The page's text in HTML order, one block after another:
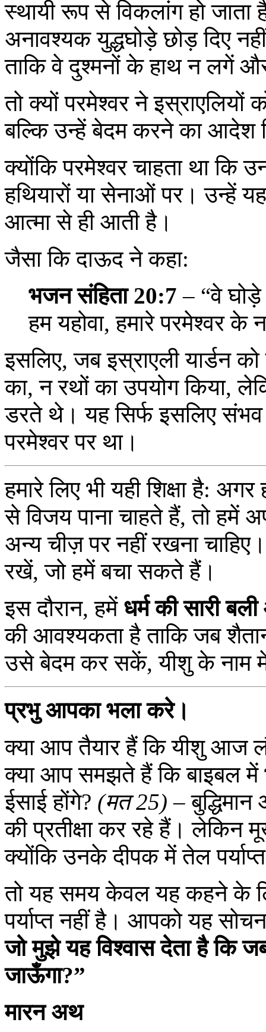
स्थायी रूप से विकलांग हो जाता
अनावश्यक युद्धघोड़े छोड़ दिए
ताकि वे दुश्मनों के हाथ न लगें
तो क्यों परमेश्वर ने इस्राएलियों
बल्कि उन्हें बेदम करने का आदेश
क्योंकि परमेश्वर चाहता था कि
हथियारों या सेनाओं पर। उन्हें
आत्मा से ही आती है।
जैसा कि दाऊद ने कहा:
भजन संहिता 20:7 – “वे
हम यहोवा, हमारे परमेश्वर के
इसलिए, जब इस्राएली यार्डन
का, न रथों का उपयोग
डरते थे। यह सिर्फ इसलिए
परमेश्वर पर था।
हमारे लिए भी यही शिक्षा है:
से विजय पाना चाहते हैं, तो हमें
अन्य चीज़ पर नहीं रखना
रखें, जो हमें बचा सकते हैं।
इस दौरान, हमें धर्म की सारी
की आवश्यकता है ताकि जब
उसे बेदम कर सकें, यीशु के नाम
प्रभु आपका भला करे।
क्या आप तैयार हैं कि यीशु आज
क्या आप समझते हैं कि बाइबल में
ईसाई होंगे? (मत 25) –
की प्रतीक्षा कर रहे हैं। लेकिन
क्योंकि उनके दीपक में तेल
तो यह समय केवल यह कहने के
पर्याप्त नहीं है। आपको यह
जो मुझे यह विश्वास देता है कि
जाऊँगा?”
मारन अथ